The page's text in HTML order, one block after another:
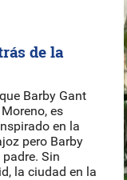
de la
Barby Gant
es
en la
pero Barby
Sin
la ciudad en la